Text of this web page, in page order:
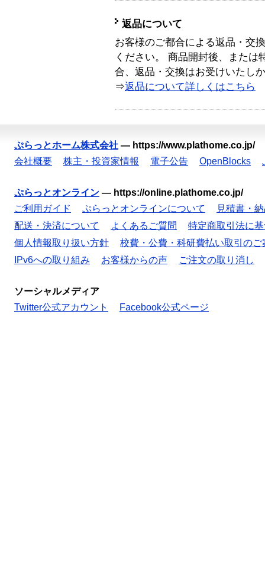
返品について
お客様のご都合による返品・交
ください。 商品開封後、または
合、返品・交換はお受けいたし
⇒返品について詳しくはこちら
ぷらっとホーム株式会社 — https://www.plathome.co.jp/
会社概要
株主・投資家情報 電子公告 OpenBlocks
ぷらっとオンライン — https://online.plathome.co.jp/
ご利用ガイド
ぷらっとオンラインについて
見積書・
配送・決済について
よくあるご質問
特定商取引法に
個人情報取り扱い方針
校費・公費・科研費払い取引のご
IPv6への取り組み
お客様からの声 ご注文の取り消し
ソーシャルメディア
Twitter公式アカウント
Facebook公式ページ